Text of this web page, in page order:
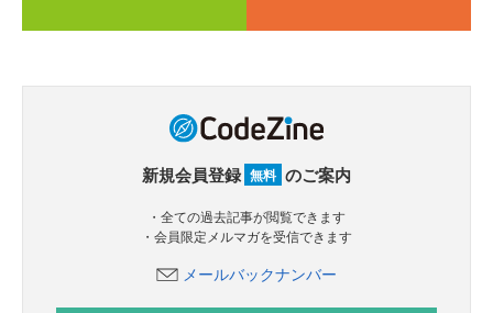
新規会員登録 無料 のご案内
・全ての過去記事が閲覧できます
・会員限定メルマガを受信できます
メールバックナンバー